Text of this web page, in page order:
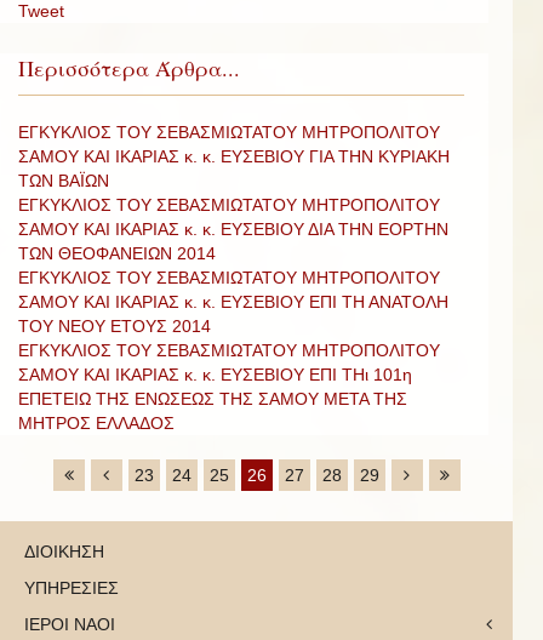
Tweet
Περισσότερα Άρθρα...
ΕΓΚΥΚΛΙΟΣ ΤΟΥ ΣΕΒΑΣΜΙΩΤΑΤΟΥ ΜΗΤΡΟΠΟΛΙΤΟΥ
ΣΑΜΟΥ ΚΑΙ ΙΚΑΡΙΑΣ κ. κ. ΕΥΣΕΒΙΟΥ ΓΙΑ ΤΗΝ ΚΥΡΙΑΚΗ
ΤΩΝ ΒΑΪΩΝ
ΕΓΚΥΚΛΙΟΣ ΤΟΥ ΣΕΒΑΣΜΙΩΤΑΤΟΥ ΜΗΤΡΟΠΟΛΙΤΟΥ
ΣΑΜΟΥ ΚΑΙ ΙΚΑΡΙΑΣ κ. κ. ΕΥΣΕΒΙΟΥ ΔΙΑ ΤΗΝ ΕΟΡΤΗΝ
ΤΩΝ ΘΕΟΦΑΝΕΙΩΝ 2014
ΕΓΚΥΚΛΙΟΣ ΤΟΥ ΣΕΒΑΣΜΙΩΤΑΤΟΥ ΜΗΤΡΟΠΟΛΙΤΟΥ
ΣΑΜΟΥ ΚΑΙ ΙΚΑΡΙΑΣ κ. κ. ΕΥΣΕΒΙΟΥ ΕΠΙ ΤΗ ΑΝΑΤΟΛΗ
ΤΟΥ ΝΕΟΥ ΕΤΟΥΣ 2014
ΕΓΚΥΚΛΙΟΣ ΤΟΥ ΣΕΒΑΣΜΙΩΤΑΤΟΥ ΜΗΤΡΟΠΟΛΙΤΟΥ
ΣΑΜΟΥ ΚΑΙ ΙΚΑΡΙΑΣ κ. κ. ΕΥΣΕΒΙΟΥ ΕΠΙ ΤΗι 101η
ΕΠΕΤΕΙΩ ΤΗΣ ΕΝΩΣΕΩΣ ΤΗΣ ΣΑΜΟΥ ΜΕΤΑ ΤΗΣ
ΜΗΤΡΟΣ ΕΛΛΑΔΟΣ
23 24 25 26 27 28 29
ΔΙΟΙΚΗΣΗ
ΥΠΗΡΕΣΙΕΣ
ΙΕΡΟΙ ΝΑΟΙ